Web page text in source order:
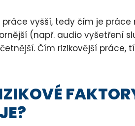
vyšší, tedy čím je
(např. audio vyšetření
Čím rizikovější práce,